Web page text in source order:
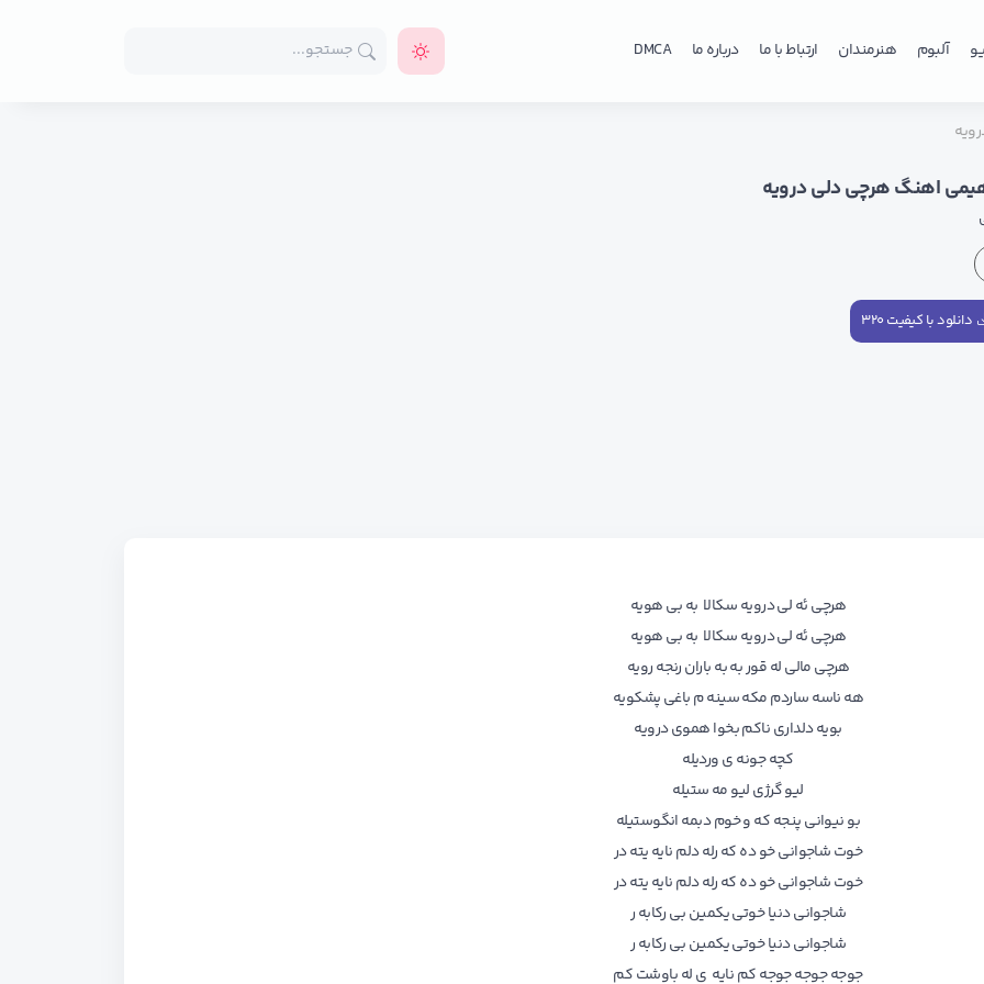
آلبوم هنرمندان ارتباط با ما درباره ما DMCA
اهنگ هرچی دلی درویه
دانلود با کیفیت ۳۲۰
هرچی ئه لی درویه سکالا به بی هویه
هرچی ئه لی درویه سکالا به بی هویه
هرچی مالی له قور به به باران رنجه رویه
هه ناسه ساردم مکه سینه م باغی پشکویه
بویه دلداری ناکم بخوا هموی درویه
کچه جونه ی وردیله
لیو گرژی لیو مه ستیله
بو نیوانی پنجه که و خوم دبمه انگوستیله
خوت شاجوانی خو ده که رله دلم نایه یته در
خوت شاجوانی خو ده که رله دلم نایه یته در
شاجوانی دنیا خوتی یکمین بی رکابه ر
شاجوانی دنیا خوتی یکمین بی رکابه ر
جوجه جوجه جوجه کم نایه ی له باوشت کم